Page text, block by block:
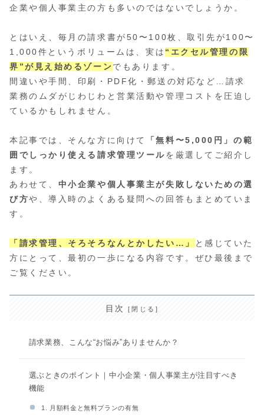
企業や個人事業主の方も多いのではないでしょうか。
とはいえ、毎月の請求書が50〜100枚、取引先が100〜
1,000件というボリュームは、実は “エクセル管理の限
界”が見え始めるゾーンでもあります。
間違いや手間、印刷・PDF化・郵送の対応など…請求
業務のムダがじわじわと営業活動や管理コストを圧迫し
ているかもしれません。
本記事では、そんな方に向けて
「無料〜5,000円」の範
囲でしっかり使える請求管理ツールを厳選してご紹介し
ます。
あわせて、 中小企業や個人事業主が失敗しないための選
び方や、導入時のよくある疑問への回答もまとめていま
す。
「請求管理、そろそろなんとかしたい…」
と感じていた
方にとって、最初の一歩になる内容です。ぜひ最後まで
ご覧ください。
目次
請求業務、こんな“お悩み”ありませんか？
選ぶときのポイント｜中小企業・個人事業主が注目すべき
機能
1. 月額料金と無料プランの有無